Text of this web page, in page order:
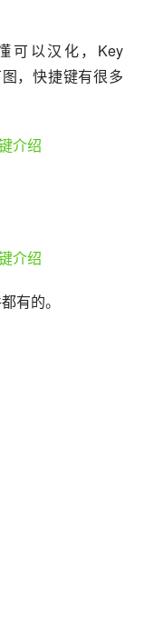
可以汉化，Key
，快捷键有很多
有的。